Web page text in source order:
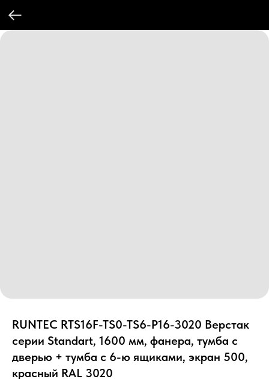
RUNTEC RTS16F-TS0-TS6-P16-3020 Верстак
серии Standart, 1600 мм, фанера, тумба с
дверью + тумба с 6-ю ящиками, экран 500,
красный RAL 3020